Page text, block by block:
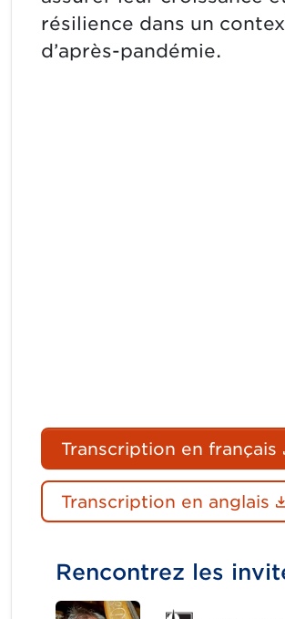
résilience dans un
d’après-pandémie.
Transcription en français
Transcription en anglais
Rencontrez les